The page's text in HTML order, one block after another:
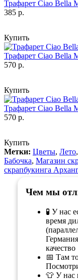
Трафарет Ciao Bella
385 р.
Купить
Трафарет Ciao Bella
570 р.
Купить
Трафарет Ciao Bella
570 р.
Купить
Метки: Цветы, Лето,
Бабочка, Магазин
скрапбукинга
Чем мы
🧪 У нас
время
качество
📅 Там
👕 У нас